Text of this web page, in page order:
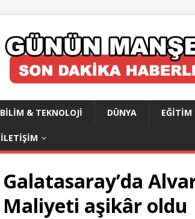
BILIM & TEKNOLOJI DÜNYA EĞITIM
İLETIŞIM
Galatasaray’da
Maliyeti aşikâr oldu